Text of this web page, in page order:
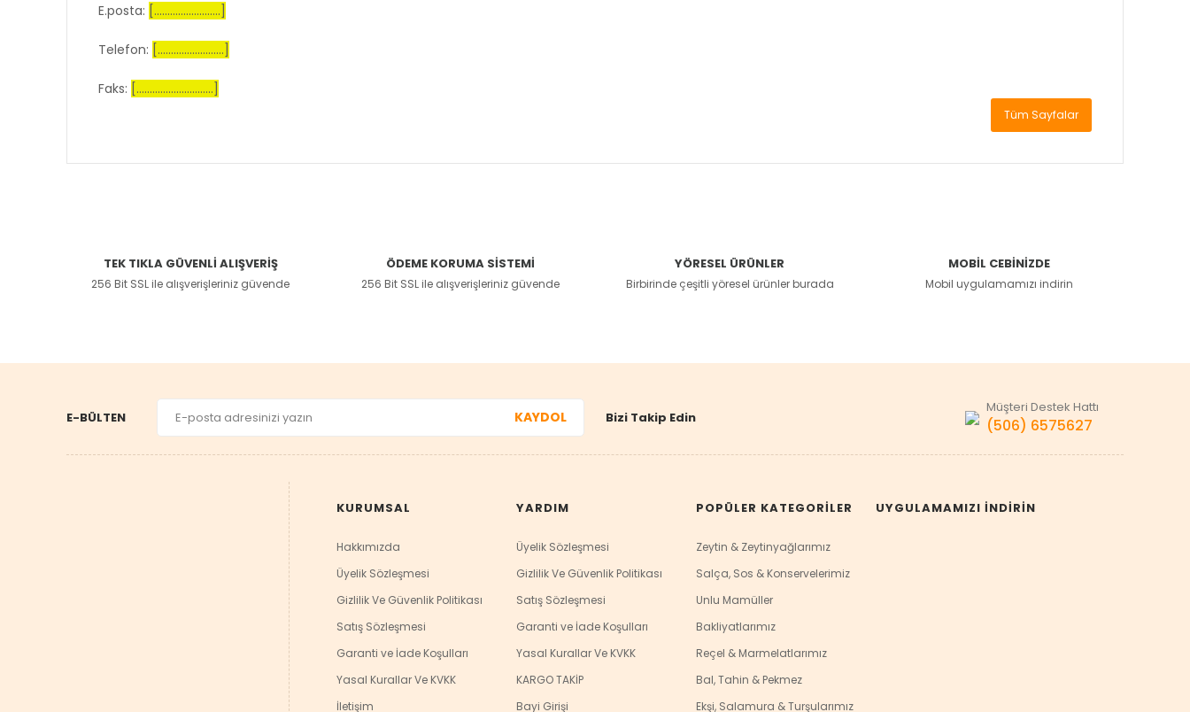
E.posta: [.........................]
Telefon: [.........................]
Faks: [.............................]
Tüm Sayfalar
TEK TIKLA GÜVENLİ ALIŞVERİŞ
256 Bit SSL ile alışverişleriniz güvende
ÖDEME KORUMA SİSTEMİ
256 Bit SSL ile alışverişleriniz güvende
YÖRESEL ÜRÜNLER
Birbirinde çeşitli yöresel ürünler burada
MOBİL CEBİNİZDE
Mobil uygulamamızı indirin
E-BÜLTEN KAYDOL Bizi Takip Edin
Müşteri Destek Hattı
(506) 6575627
KURUMSAL
Hakkımızda
Üyelik Sözleşmesi
Gizlilik Ve Güvenlik Politikası
Satış Sözleşmesi
Garanti ve İade Koşulları
Yasal Kurallar Ve KVKK
İletişim
YARDIM
Üyelik Sözleşmesi
Gizlilik Ve Güvenlik Politikası
Satış Sözleşmesi
Garanti ve İade Koşulları
Yasal Kurallar Ve KVKK
KARGO TAKİP
Bayi Girişi
POPÜLER KATEGORİLER
Zeytin & Zeytinyağlarımız
Salça, Sos & Konservelerimiz
Unlu Mamüller
Bakliyatlarımız
Reçel & Marmelatlarımız
Bal, Tahin & Pekmez
Ekşi, Salamura & Turşularımız
UYGULAMAMIZI İNDİRİN